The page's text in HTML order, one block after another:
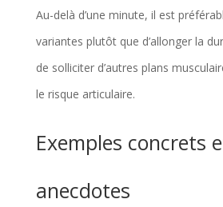
Au-delà d’une minute, il est
variantes plutôt que d’allonger la
de solliciter d’autres plans
le risque articulaire.
Exemples concrets
anecdotes